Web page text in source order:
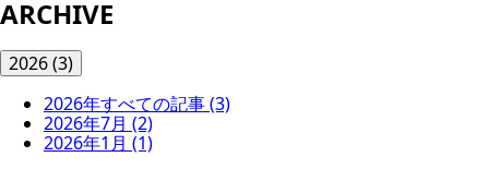
ARCHIVE
2026(3)
2026年すべての記事(3)
2026年7月 (2)
2026年1月 (1)